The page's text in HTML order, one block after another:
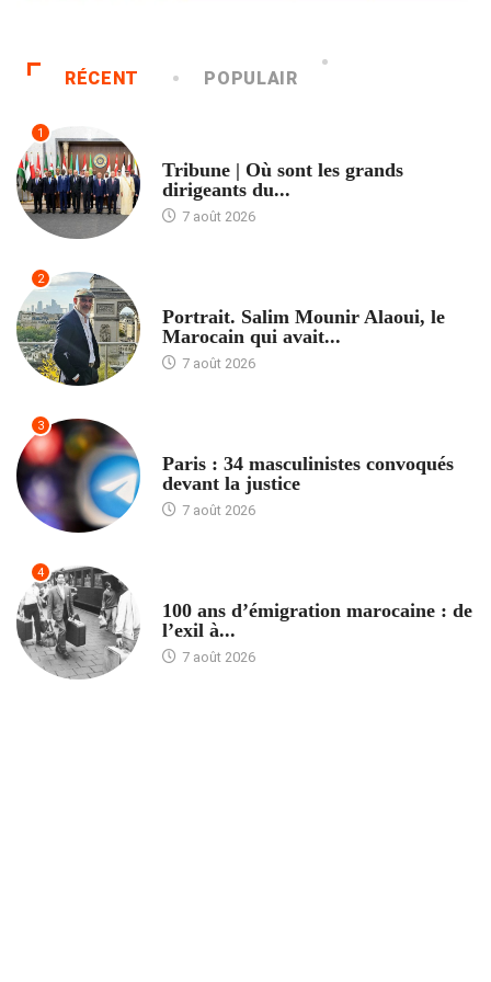
RÉCENT POPULAIR
1
Tribune | Où sont les grands
dirigeants du...
7 août 2026
2
Portrait. Salim Mounir Alaoui, le
Marocain qui avait...
7 août 2026
3
Paris : 34 masculinistes convoqués
devant la justice
7 août 2026
4
100 ans d’émigration marocaine : de
l’exil à...
7 août 2026